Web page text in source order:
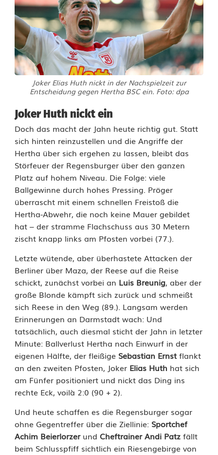
Joker Elias Huth nickt in der Nachspielzeit zur
Entscheidung gegen Hertha BSC ein. Foto: dpa
Joker Huth nickt ein
Doch das macht der Jahn heute richtig gut. Statt
sich hinten reinzustellen und die Angriffe der
Hertha über sich ergehen zu lassen, bleibt das
Störfeuer der Regensburger über den ganzen
Platz auf hohem Niveau. Die Folge: viele
Ballgewinne durch hohes Pressing. Pröger
überrascht mit einem schnellen Freistoß die
Hertha-Abwehr, die noch keine Mauer gebildet
hat – der stramme Flachschuss aus 30 Metern
zischt knapp links am Pfosten vorbei (77.).
Letzte wütende, aber überhastete Attacken der
Berliner über Maza, der Reese auf die Reise
schickt, zunächst vorbei an Luis Breunig, aber der
große Blonde kämpft sich zurück und schmeißt
sich Reese in den Weg (89.). Langsam werden
Erinnerungen an Darmstadt wach: Und
tatsächlich, auch diesmal sticht der Jahn in letzter
Minute: Ballverlust Hertha nach Einwurf in der
eigenen Hälfte, der fleißige Sebastian Ernstflankt
an den zweiten Pfosten, Joker Elias Huth hat sich
am Fünfer positioniert und nickt das Ding ins
rechte Eck, voilà 2:0 (90 + 2).
Und heute schaffen es die Regensburger sogar
ohne Gegentreffer über die Ziellinie: Sportchef
Achim Beierlorzerund Cheftrainer Andi Patz fällt
beim Schlusspfiff sichtlich ein Riesengebirge von